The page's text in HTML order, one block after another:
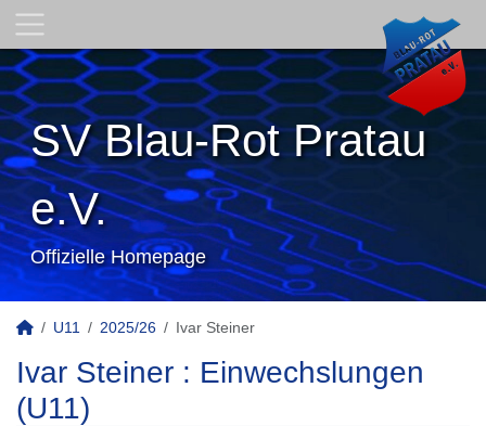
SV Blau-Rot Pratau
e.V.
Offizielle Homepage
U11 2025/26 Ivar Steiner
Ivar Steiner : Einwechslungen
(U11)